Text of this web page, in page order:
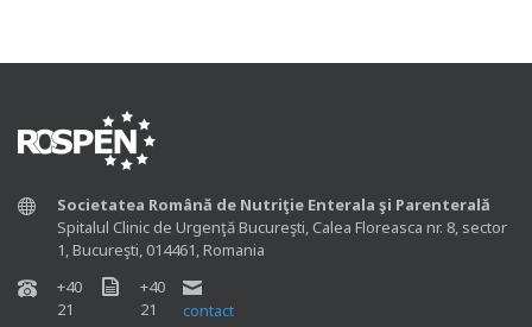
Societatea Română de Nutriţie Enterala şi Parenterală
Spitalul Clinic de Urgenţă Bucureşti, Calea Floreasca nr. 8, sector
1, Bucureşti, 014461, Romania
+40
21
+40
21
contact